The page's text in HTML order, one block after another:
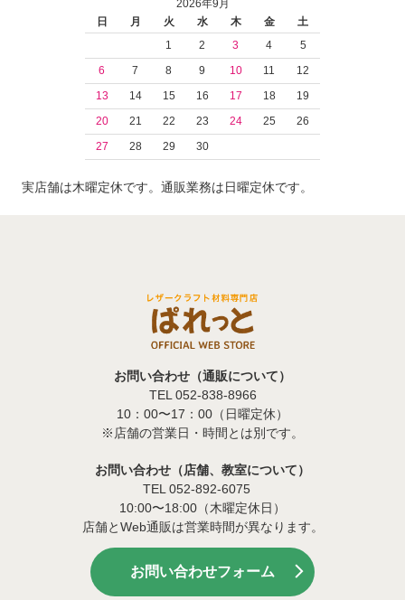
2026年9月
日
月 火 水 木 金
土
1
2 3 4
5
6
7 8 9 10 11
12
13
14 15 16 17 18
19
20
21 22 23 24 25
26
27
28 29 30
実店舗は木曜定休です。通販業務は日曜定休です。
お問い合わせ（通販について）
TEL 052-838-8966
10：00〜17：00（日曜定休）
※店舗の営業日・時間とは別です。
お問い合わせ（店舗、教室について）
TEL 052-892-6075
10:00〜18:00（木曜定休日）
店舗とWeb通販は営業時間が異なります。
お問い合わせフォーム